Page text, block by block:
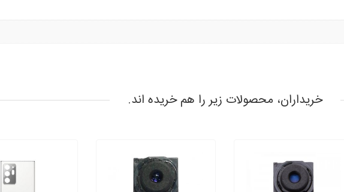
خریداران، محصولات زیر را هم خریده اند.